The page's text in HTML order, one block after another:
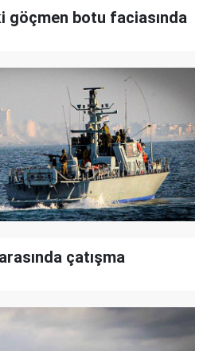
göçmen botu faciasında
çatışma